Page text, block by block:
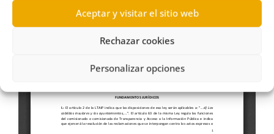
Aceptar y visitar el sitio web
Rechazar cookies
Personalizar opciones